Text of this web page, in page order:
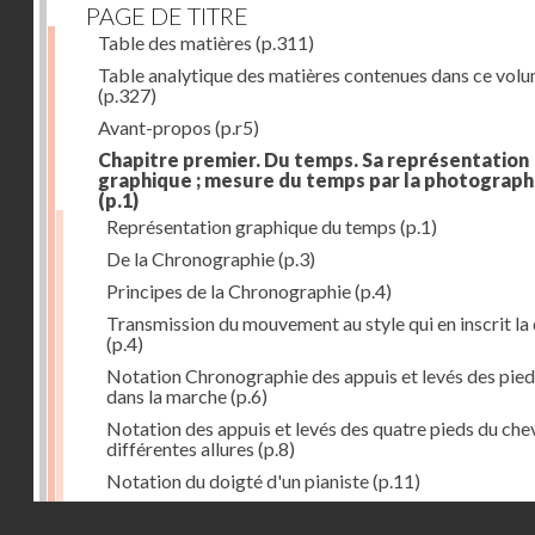
PAGE DE TITRE
Table des matières (p.311)
Table analytique des matières contenues dans ce
(p.327)
Avant-propos (p.r5)
Chapitre premier. Du temps. Sa représentation
graphique ; mesure du temps par la
(p.1)
Représentation graphique du temps (p.1)
De la Chronographie(p.3)
Principes de la Chronographie(p.4)
Transmission du mouvement au style qui en inscrit la
(p.4)
Notation Chronographie des appuis et levés des
dans la marche(p.6)
Notation des appuis et levés des quatre pieds du
différentes allures (p.8)
Notation du doigté d'un pianiste(p.11)